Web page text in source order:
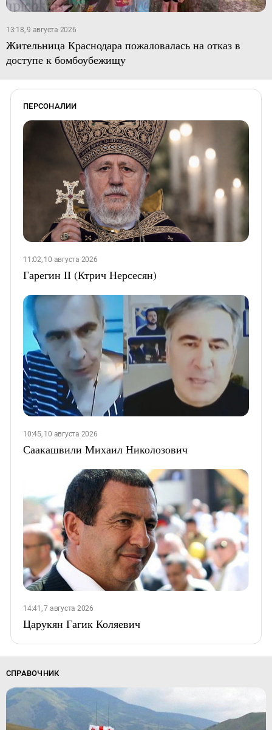
13:18, 9 августа 2026
Жительница Краснодара пожаловалась на отказ в
доступе к бомбоубежищу
ПЕРСОНАЛИИ
11:02, 10 августа 2026
Гарегин II (Ктрич Нерсесян)
10:45, 10 августа 2026
Саакашвили Михаил Николозович
14:41, 7 августа 2026
Царукян Гагик Коляевич
СПРАВОЧНИК